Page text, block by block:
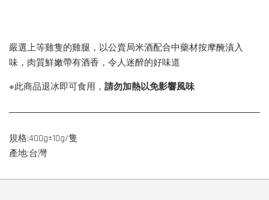
嚴選上等雞隻的雞腿，以公賣局米酒配合中藥材按摩醃漬入
味，肉質鮮嫩帶有酒香，令人迷醉的好味道
※此商品退冰即可食用， 請勿加熱以免影響風味
規格:400g±10g/隻
產地:台灣